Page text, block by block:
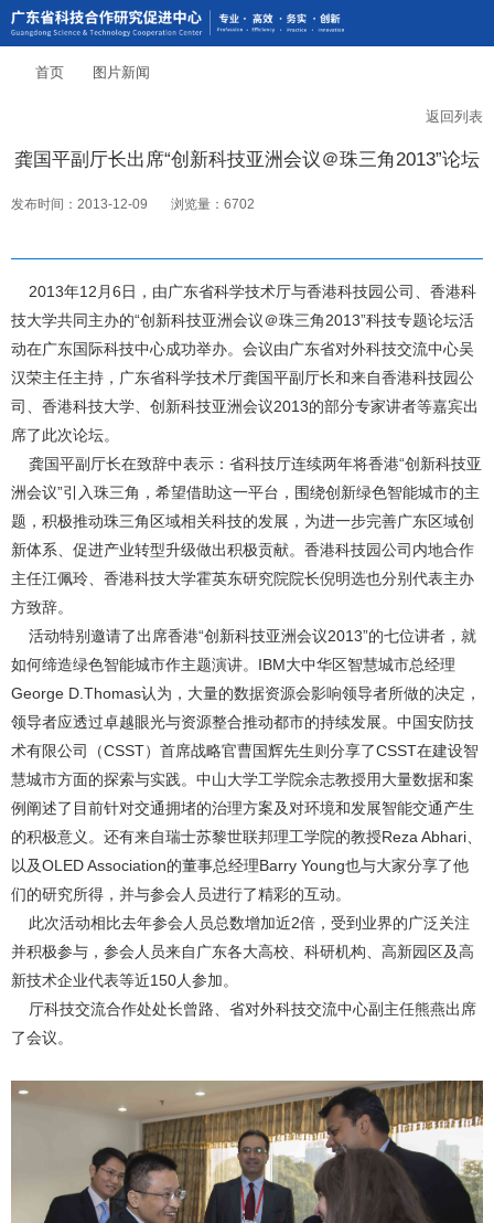
首页 图片新闻
返回列表
龚国平副厅长出席“创新科技亚洲会议＠珠三角2013”论坛
发布时间：2013-12-09 浏览量：6702
2013年12月6日，由广东省科学技术厅与香港科技园公司、香港科
技大学共同主办的“创新科技亚洲会议＠珠三角2013”科技专题论坛活
动在广东国际科技中心成功举办。会议由广东省对外科技交流中心吴
汉荣主任主持，广东省科学技术厅龚国平副厅长和来自香港科技园公
司、香港科技大学、创新科技亚洲会议2013的部分专家讲者等嘉宾出
席了此次论坛。
龚国平副厅长在致辞中表示：省科技厅连续两年将香港“创新科技亚
洲会议”引入珠三角，希望借助这一平台，围绕创新绿色智能城市的主
题，积极推动珠三角区域相关科技的发展，为进一步完善广东区域创
新体系、促进产业转型升级做出积极贡献。香港科技园公司内地合作
主任江佩玲、香港科技大学霍英东研究院院长倪明选也分别代表主办
方致辞。
活动特别邀请了出席香港“创新科技亚洲会议2013”的七位讲者，就
如何缔造绿色智能城市作主题演讲。IBM大中华区智慧城市总经理
George D.Thomas认为，大量的数据资源会影响领导者所做的决定，
领导者应透过卓越眼光与资源整合推动都市的持续发展。中国安防技
术有限公司（CSST）首席战略官曹国辉先生则分享了CSST在建设智
慧城市方面的探索与实践。中山大学工学院余志教授用大量数据和案
例阐述了目前针对交通拥堵的治理方案及对环境和发展智能交通产生
的积极意义。还有来自瑞士苏黎世联邦理工学院的教授Reza Abhari、
以及OLED Association的董事总经理Barry Young也与大家分享了他
们的研究所得，并与参会人员进行了精彩的互动。
此次活动相比去年参会人员总数增加近2倍，受到业界的广泛关注
并积极参与，参会人员来自广东各大高校、科研机构、高新园区及高
新技术企业代表等近150人参加。
厅科技交流合作处处长曾路、省对外科技交流中心副主任熊燕出席
了会议。